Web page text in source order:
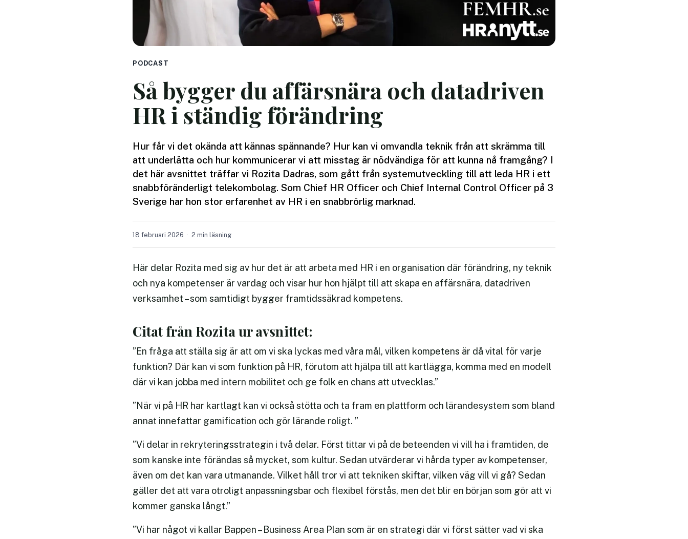
PODCAST
Så bygger du affärsnära och datadriven
HR i ständig förändring
Hur får vi det okända att kännas spännande? Hur kan vi omvandla teknik från att skrämma till
att underlätta och hur kommunicerar vi att misstag är nödvändiga för att kunna nå framgång? I
det här avsnittet träffar vi Rozita Dadras, som gått från systemutveckling till att leda HR i ett
snabbföränderligt telekombolag. Som Chief HR Officer och Chief Internal Control Officer på 3
Sverige har hon stor erfarenhet av HR i en snabbrörlig marknad.
18 februari 2026 2 min läsning
Här delar Rozita med sig av hur det är att arbeta med HR i en organisation där förändring, ny teknik
och nya kompetenser är vardag och visar hur hon hjälpt till att skapa en affärsnära, datadriven
verksamhet – som samtidigt bygger framtidssäkrad kompetens.
Citat från Rozita ur avsnittet:
”En fråga att ställa sig är att om vi ska lyckas med våra mål, vilken kompetens är då vital för varje
funktion? Där kan vi som funktion på HR, förutom att hjälpa till att kartlägga, komma med en modell
där vi kan jobba med intern mobilitet och ge folk en chans att utvecklas.”
”När vi på HR har kartlagt kan vi också stötta och ta fram en plattform och lärandesystem som bland
annat innefattar gamification och gör lärande roligt. ”
”Vi delar in rekryteringsstrategin i två delar. Först tittar vi på de beteenden vi vill ha i framtiden, de
som kanske inte förändas så mycket, som kultur. Sedan utvärderar vi hårda typer av kompetenser,
även om det kan vara utmanande. Vilket håll tror vi att tekniken skiftar, vilken väg vill vi gå? Sedan
gäller det att vara otroligt anpassningsbar och flexibel förstås, men det blir en början som gör att vi
kommer ganska långt.”
”Vi har något vi kallar Bappen – Business Area Plan som är en strategi där vi först sätter vad vi ska